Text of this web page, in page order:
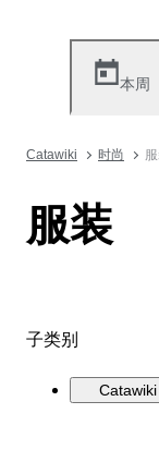
本周
Catawiki 时尚
服装
子类别